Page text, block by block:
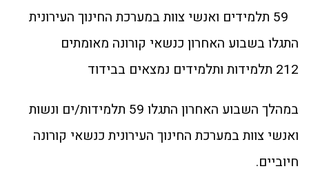
59 תלמידים ואנשי צוות במערכת החינוך העירונית
התגלו בשבוע האחרון כנשאי קורונה מאומתים
212 תלמידות ותלמידים נמצאים בבידוד
במהלך השבוע האחרון התגלו 59 תלמידות/ים ונשות
ואנשי צוות במערכת החינוך העירונית כנשאי קורונה
חיוביים.